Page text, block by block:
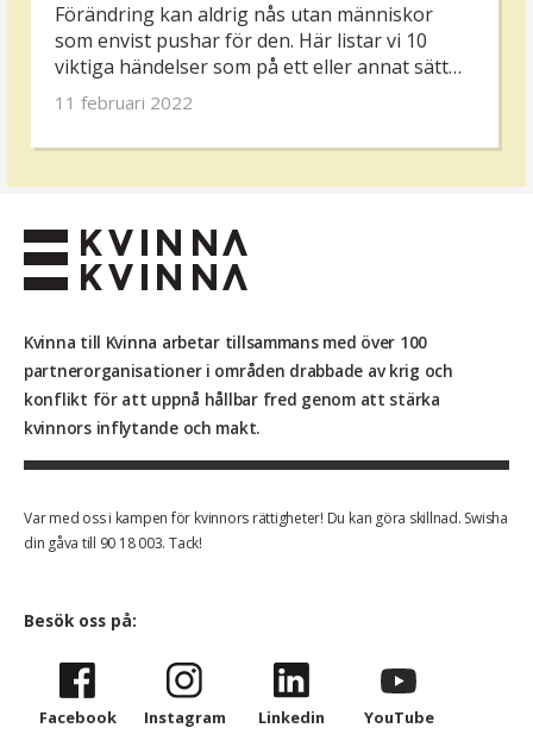
Förändring kan aldrig nås utan människor
som envist pushar för den. Här listar vi 10
viktiga händelser som på ett eller annat sätt
har banat väg för kvinnorörelsen så som den
11 februari 2022
Kvinna till Kvinna arbetar tillsammans med över 100
partnerorganisationer i områden drabbade av krig och
konflikt för att uppnå hållbar fred genom att stärka
kvinnors inflytande och makt.
Var med oss i kampen för kvinnors rättigheter! Du kan göra skillnad. Swisha
din gåva till 90 18 003. Tack!
Besök oss på:
Facebook Instagram Linkedin YouTube